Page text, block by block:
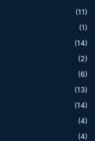
(11)
(1)
(14)
(2)
(6)
(13)
(14)
(4)
(4)